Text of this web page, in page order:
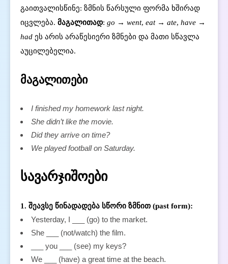
გაითვალისწინე: ზმნის წარსული ფორმა ხშირად
იცვლება. მაგალითად: go → went, eat → ate, have →
had ეს არის არაწესიერი ზმნები და მათი სწავლა
აუცილებელია.
მაგალითები
I finished my homework last night.
She didn’t like the movie.
Did they arrive on time?
We played football on Saturday.
სავარჯიშოები
1. შეავსე წინადადება სწორი ზმნით (past form):
Yesterday, I ___ (go) to the market.
She ___ (not/watch) the film.
___ you ___ (see) my keys?
We ___ (have) a great time at the beach.